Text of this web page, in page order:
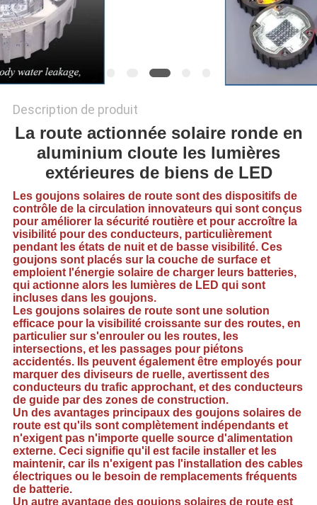
PLAN
DU
SITE
POLITIQUE
CONFIDENTIALITÉ
Description de produit
La route actionnée solaire ronde en
aluminium cloute les lumières
extérieures de biens de LED
Les goujons solaires de route sont des dispositifs de
contrôle de la circulation innovateurs qui sont conçus
pour améliorer la sécurité routière et pour accroître la
visibilité pour des conducteurs, particulièrement
pendant les états de nuit et de basse visibilité. Ces
goujons sont placés sur la couche de surface et
emploient l'énergie solaire de charger leurs batteries,
qui actionne alors les lumières de LED qui sont
incluses dans les goujons.
Les goujons solaires de route sont une solution
efficace pour la visibilité croissante sur des routes, en
particulier sur s'enrouler ou les routes, les
intersections, et les passages pour piétons
accidentés. Ils peuvent également être employés pour
marquer des diviseurs de ruelle, avertissent des
conducteurs du trafic approchant, et des conducteurs
de guide par des zones de construction.
Un des avantages principaux des goujons solaires de
route est qu'ils sont complètement indépendants et
n'exigent pas n'importe quelle source d'alimentation
externe. Ceci signifie qu'il est facile installer et les
maintenir, car ils n'exigent pas l'installation des cables
électriques ou le besoin de remplacements fréquents
de batterie.
Un autre avantage des goujons solaires de route est